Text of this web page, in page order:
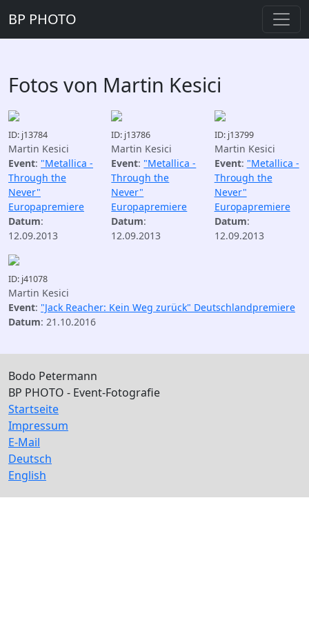
BP PHOTO
Fotos von Martin Kesici
ID: j13784
Martin Kesici
Event: "Metallica -
Through the
Never"
Europapremiere
Datum:
12.09.2013
ID: j13786
Martin Kesici
Event: "Metallica -
Through the
Never"
Europapremiere
Datum:
12.09.2013
ID: j13799
Martin Kesici
Event: "Metallica -
Through the
Never"
Europapremiere
Datum:
12.09.2013
ID: j41078
Martin Kesici
Event: "Jack Reacher: Kein Weg zurück" Deutschlandpremiere
Datum: 21.10.2016
Bodo Petermann
BP PHOTO - Event-Fotografie
Startseite
Impressum
E-Mail
Deutsch
English